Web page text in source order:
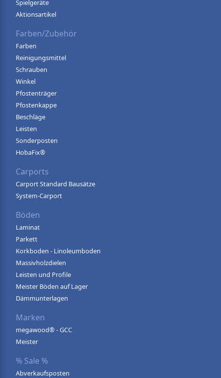
Spielgeräte
Aktionsartikel
Farben/Zubehör
Farben
Reinigungsmittel
Schrauben
Winkel
Pfostenträger
Pfostenkappe
Beschläge
Leisten
Sonderposten
HobaFix®
Carports
Carport Standard Bausätze
System-Carport
Böden
Laminat
Parkett
Korkboden - Linoleumboden
Massivholzdielen
Leisten und Profile
Meister Böden auf Lager
Dämmunterlagen
Marken
megawood® - GCC
Meister
% Sale %
Abverkaufsposten